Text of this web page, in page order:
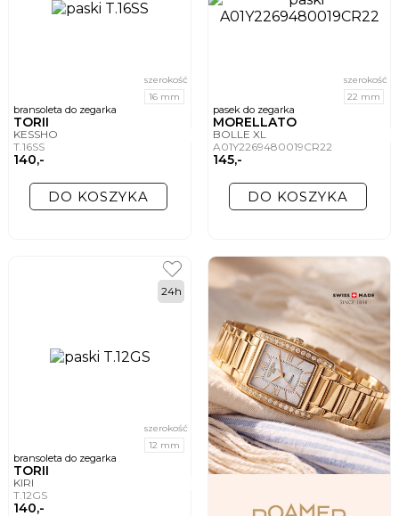
bransoleta do zegarka
TORII
KESSHO
T.16SS
140,-
szerokość
16 mm
DO KOSZYKA
pasek do zegarka
MORELLATO
BOLLE XL
A01Y2269480019CR22
145,-
szerokość
22 mm
DO KOSZYKA
bransoleta do zegarka
TORII
KIRI
T.12GS
140,-
szerokość
12 mm
24h